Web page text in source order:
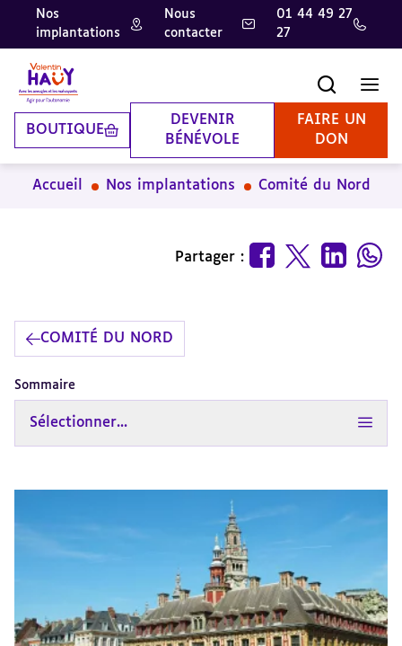
Aller
contenu
principal
Aller
pied
de
page
Aller
la
recherche
Nos
implantations
Nous
contacter
01 44 49 27
27
BOUTIQUE
DEVENIR
BÉNÉVOLE
FAIRE UN
DON
Accueil Nos implantations Comité du Nord
Partager :
COMITÉ DU NORD
Sommaire
Sélectionner...